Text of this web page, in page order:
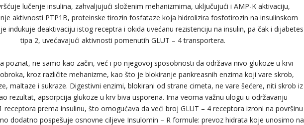
lučenje insulina, zahvaljujući složenim mehanizmima, uključujući i AMP-K aktivaciju,
aktivnosti PTP1B, proteinske tirozin fosfataze koja hidrolizira fosfotirozin na insulinskom
indukuje deaktivaciju istog receptra i okida uvećanu rezistenciju na insulin, pa čak i dijabetes
tipa 2, uvećavajući aktivnosti pomenutih GLUT – 4 transportera.
poznat, ne samo kao začin, već i po njegovoj sposobnosti da održava nivo glukoze u krvi
kroz različite mehanizme, kao što je blokiranje pankreasnih enzima koji vare skrob,
maltaze i sukraze. Digestivni enzimi, blokirani od strane cimeta, ne vare šećere, niti skrob iz
rezultat, apsorpcija glukoze u krv biva usporena. Ima veoma važnu ulogu u održavanju
receptora prema insulinu, što omogućava da veći broj GLUT – 4 receptora izroni na površinu
dodatno pospešuje osnovne ciljeve Insulomin – R formule: prevoz hidrata koje unosimo na